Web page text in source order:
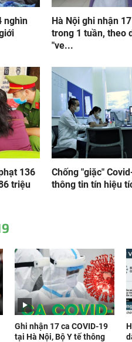
nghìn
Hà Nội ghi nhận
trong 1 tuần, theo
"ve...
136
triệu
Chống "giặc"
thông tin tín hiệu
Ghi nhận 17 ca COVID-19
tại Hà Nội, Bộ Y tế thông